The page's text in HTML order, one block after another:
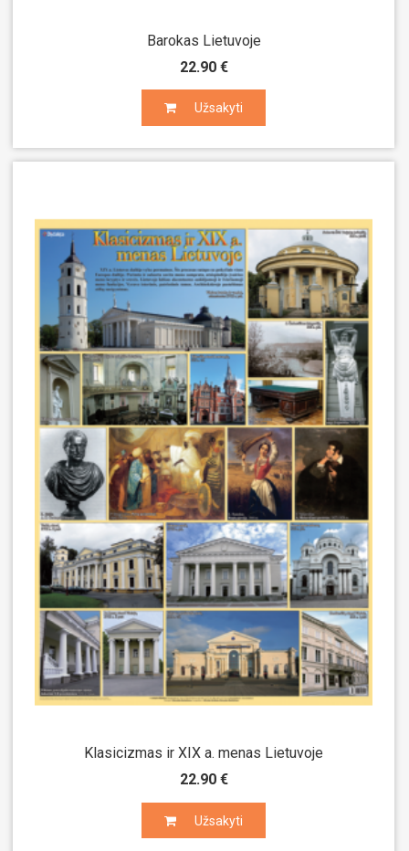
Barokas Lietuvoje
22.90 €
Užsakyti
Užsakyti
Klasicizmas ir XIX a. menas Lietuvoje
22.90 €
Užsakyti
Užsakyti